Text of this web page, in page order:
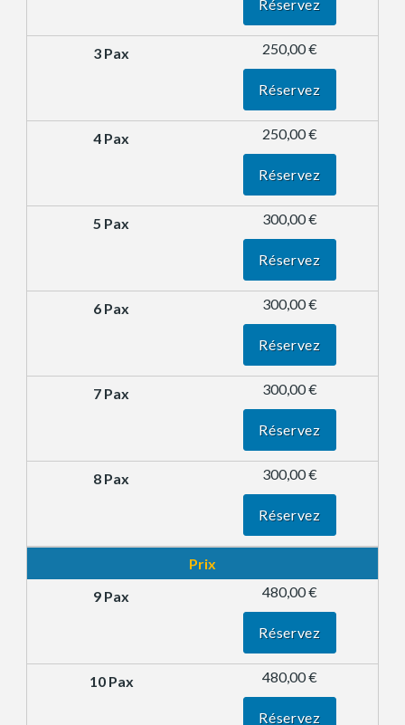
Réservez
250,00 €
Réservez
250,00 €
Réservez
300,00 €
Réservez
300,00 €
Réservez
300,00 €
Réservez
300,00 €
Réservez
Prix
480,00 €
Réservez
480,00 €
Réservez